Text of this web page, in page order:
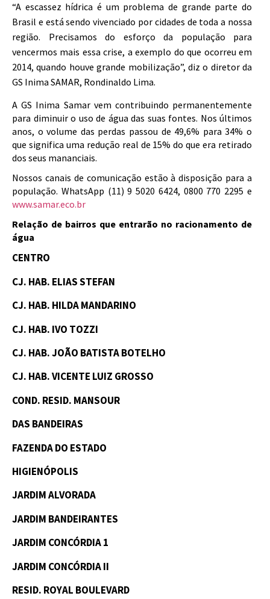
“A escassez hídrica é um problema de grande parte do
Brasil e está sendo vivenciado por cidades de toda a nossa
região. Precisamos do esforço da população para
vencermos mais essa crise, a exemplo do que ocorreu em
2014, quando houve grande mobilização”, diz o diretor da
GS Inima SAMAR, Rondinaldo Lima.
A GS Inima Samar vem contribuindo permanentemente
para diminuir o uso de água das suas fontes. Nos últimos
anos, o volume das perdas passou de 49,6% para 34% o
que significa uma redução real de 15% do que era retirado
dos seus mananciais.
Nossos canais de comunicação estão à disposição para a
população. WhatsApp (11) 9 5020 6424, 0800 770 2295 e
www.samar.eco.br
Relação de bairros que entrarão no racionamento de
água
CENTRO
CJ. HAB. ELIAS STEFAN
CJ. HAB. HILDA MANDARINO
CJ. HAB. IVO TOZZI
CJ. HAB. JOÃO BATISTA BOTELHO
CJ. HAB. VICENTE LUIZ GROSSO
COND. RESID. MANSOUR
DAS BANDEIRAS
FAZENDA DO ESTADO
HIGIENÓPOLIS
JARDIM ALVORADA
JARDIM BANDEIRANTES
JARDIM CONCÓRDIA 1
JARDIM CONCÓRDIA II
RESID. ROYAL BOULEVARD